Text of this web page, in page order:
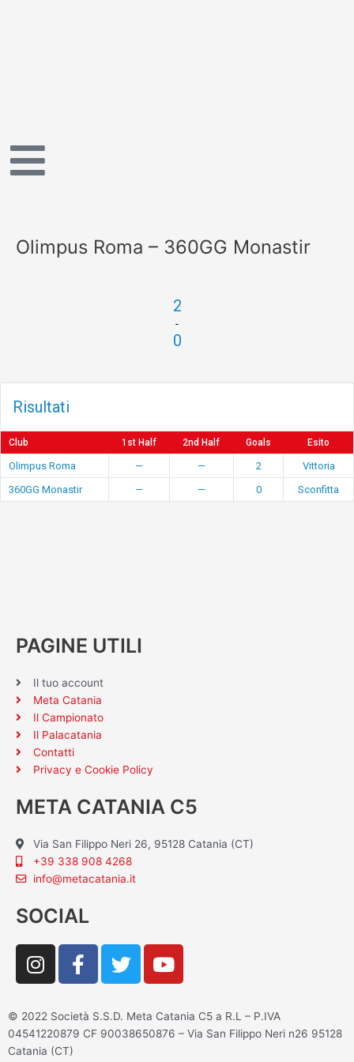
Olimpus Roma – 360GG Monastir
2
-
0
Risultati
Club 1st Half 2nd Half Goals Esito
Olimpus Roma — — 2
Vittoria
360GG Monastir
— — 0 Sconfitta
PAGINE UTILI
Il tuo account
Meta Catania
Il Campionato
Il Palacatania
Contatti
Privacy e Cookie Policy
META CATANIA C5
Via San Filippo Neri 26, 95128 Catania (CT)
+39 338 908 4268
info@metacatania.it
SOCIAL
I
n
t
a
g
F
a
e
b
T
w
t
t
Y
o
t
u
© 2022 Società S.S.D. Meta Catania C5 a R.L – P.IVA
04541220879 CF 90038650876 – Via San Filippo Neri n26 95128
Catania (CT)